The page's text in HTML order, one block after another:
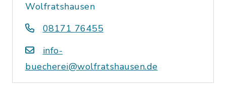
Wolfratshausen
08171 76455
info-
buecherei@wolfratshausen.de